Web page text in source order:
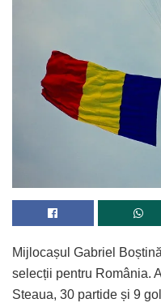
Mijlocașul Gabriel
selecții pentru România.
Steaua, 30 partide și 9